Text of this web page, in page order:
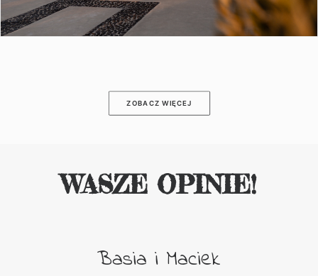
ZOBACZ WIĘCEJ
WASZE OPINIE!
Basia i Maciek